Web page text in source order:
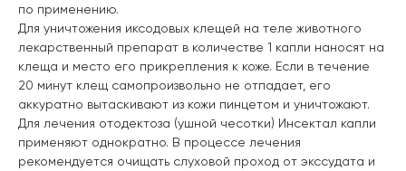
по применению.
Для уничтожения иксодовых клещей на теле животного
лекарственный препарат в количестве 1 капли наносят на
клеща и место его прикрепления к коже. Если в течение
20 минут клещ самопроизвольно не отпадает, его
аккуратно вытаскивают из кожи пинцетом и уничтожают.
Для лечения отодектоза (ушной чесотки) Инсектал капли
применяют однократно. В процессе лечения
рекомендуется очищать слуховой проход от экссудата и